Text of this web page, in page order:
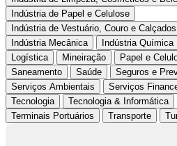
Indústria de Papel e Celulose
Indústria de Vestuário, Couro e Calçados
Indústria Mecânica
Indústria Química
Logística
Mineiração Papel e
Saneamento
Saúde
Seguros e
Serviços Ambientais
Serviços
Tecnologia
Tecnologia & Informática
Terminais Portuários
Transporte